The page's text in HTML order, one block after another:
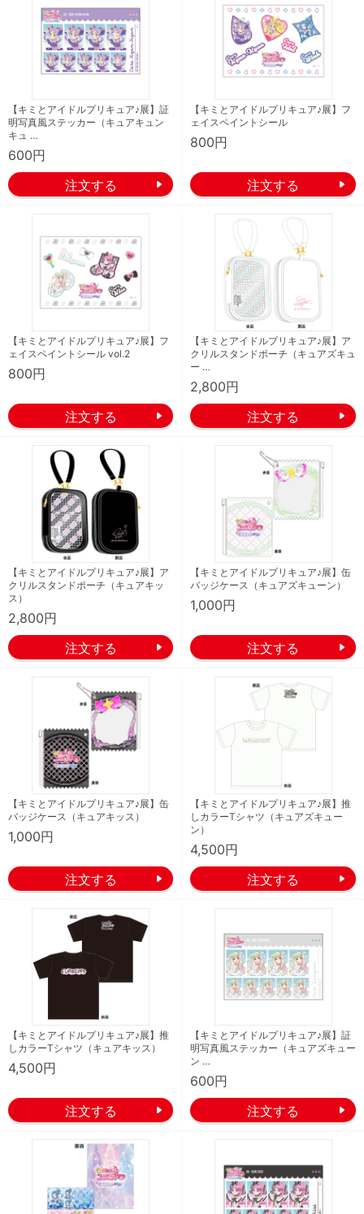
【キミとアイドルプリキュア♪展】証
明写真風ステッカー（キュアキュン
キュ …
600円
【キミとアイドルプリキュア♪展】フ
ェイスペイントシール
800円
【キミとアイドルプリキュア♪展】フ
ェイスペイントシール vol.2
800円
【キミとアイドルプリキュア♪展】ア
クリルスタンドポーチ（キュアズキュ
ー …
2,800円
【キミとアイドルプリキュア♪展】ア
クリルスタンドポーチ（キュアキッ
ス）
2,800円
【キミとアイドルプリキュア♪展】缶
バッジケース（キュアズキューン）
1,000円
【キミとアイドルプリキュア♪展】缶
バッジケース（キュアキッス）
1,000円
【キミとアイドルプリキュア♪展】推
しカラーTシャツ（キュアズキュー
ン）
4,500円
【キミとアイドルプリキュア♪展】推
しカラーTシャツ（キュアキッス）
4,500円
【キミとアイドルプリキュア♪展】証
明写真風ステッカー（キュアズキュー
ン …
600円